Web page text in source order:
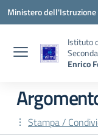
Vai ai contenuti
Vai al menu di
Vai al footer
Ministero
Istituto
Enrico
Stampa /